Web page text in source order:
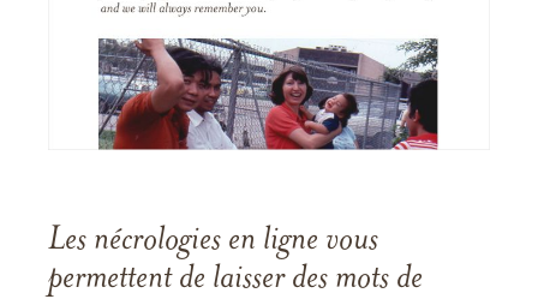
Les nécrologies en ligne vous
permettent de laisser des mots de